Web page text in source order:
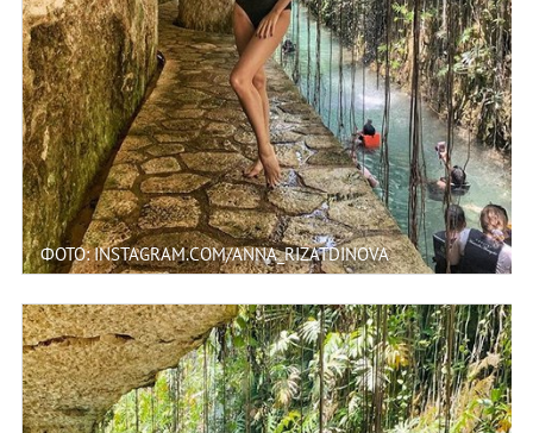
ФОТО: INSTAGRAM.COM/ANNA_RIZATDINOVA